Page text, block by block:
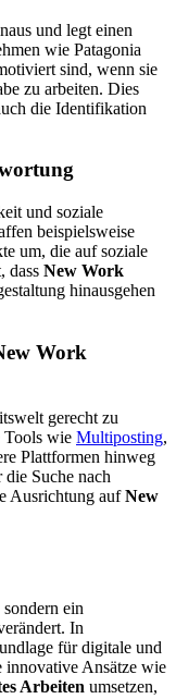
und legt einen
wie Patagonia
sind, wenn sie
zu arbeiten. Dies
die Identifikation
und soziale
beispiels­weise
um, die auf soziale
dass New Work
hinaus­gehen
Work
gerecht zu
Tools wie Multiposting,
Plattformen hinweg
Suche nach
Ausrichtung aufNew
ein
In
für digitale und
innovative Ansätze wie
Arbeiten umsetzen,